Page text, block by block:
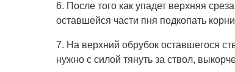
6. После того как упадет верхняя
оставшейся части пня подкопать
7. На верхний обрубок оставшегося
нужно с силой тянуть за ствол,